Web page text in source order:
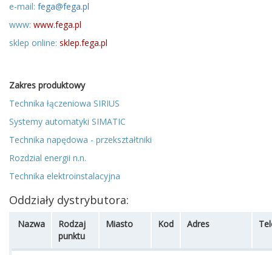
e-mail: fega@fega.pl
www: www.fega.pl
sklep online: sklep.fega.pl
Zakres produktowy
Technika łączeniowa SIRIUS
Systemy automatyki SIMATIC
Technika napędowa - przekształtniki
Rozdzial energii n.n.
Technika elektroinstalacyjna
Oddziały dystrybutora:
Nazwa
Rodzaj
punktu
Miasto Kod Adres